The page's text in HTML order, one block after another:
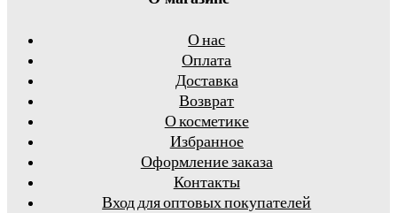
О нас
Оплата
Доставка
Возврат
О косметике
Избранное
Оформление заказа
Контакты
Вход для оптовых покупателей